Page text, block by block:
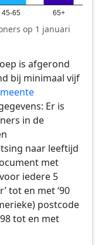
45-65 65+
op 1 januari
is afgerond
bij minimaal vijf
Er is
in de
naar leeftijd
met
iedere 5
tot en met ‘90
postcode
tot en met